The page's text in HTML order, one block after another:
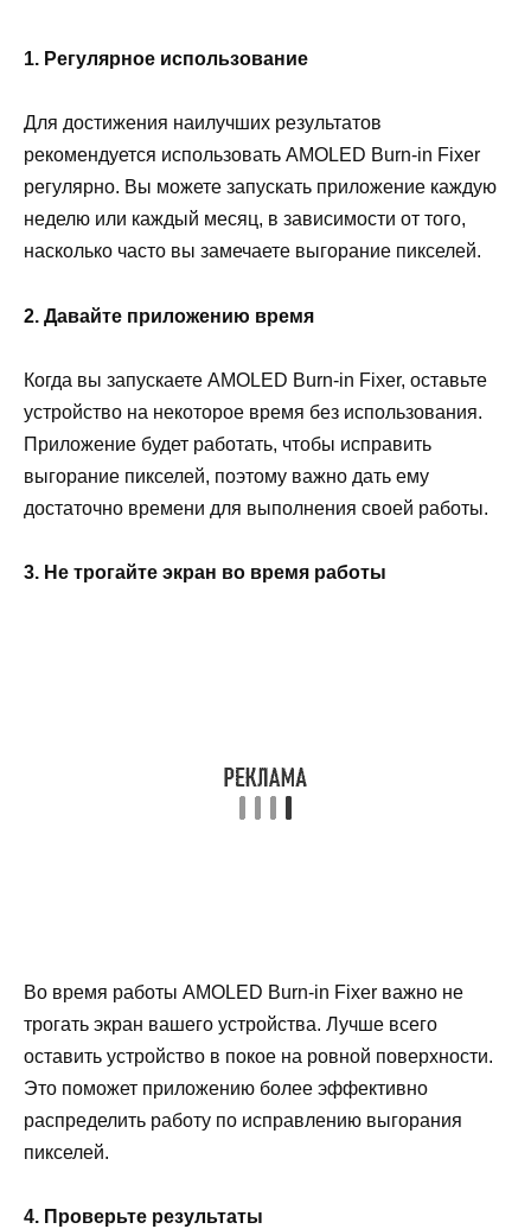
1. Регулярное использование
Для достижения наилучших результатов
рекомендуется использовать AMOLED Burn-in Fixer
регулярно. Вы можете запускать приложение каждую
неделю или каждый месяц, в зависимости от того,
насколько часто вы замечаете выгорание пикселей.
2. Давайте приложению время
Когда вы запускаете AMOLED Burn-in Fixer, оставьте
устройство на некоторое время без использования.
Приложение будет работать, чтобы исправить
выгорание пикселей, поэтому важно дать ему
достаточно времени для выполнения своей работы.
3. Не трогайте экран во время работы
Во время работы AMOLED Burn-in Fixer важно не
трогать экран вашего устройства. Лучше всего
оставить устройство в покое на ровной поверхности.
Это поможет приложению более эффективно
распределить работу по исправлению выгорания
пикселей.
4. Проверьте результаты